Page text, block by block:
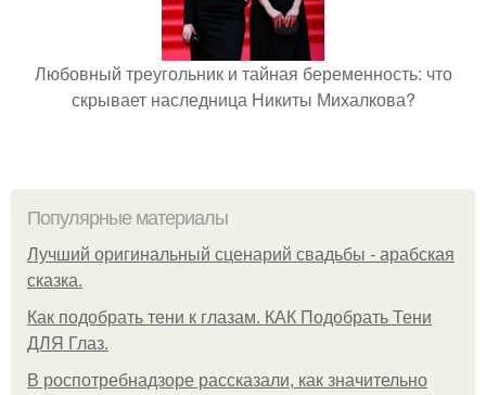
Любовный треугольник и тайная беременность: что
скрывает наследница Никиты Михалкова?
Популярные материалы
Лучший оригинальный сценарий свадьбы - арабская
сказка.
Как подобрать тени к глазам. КАК Подобрать Тени
ДЛЯ Глаз.
В роспотребнадзоре рассказали, как значительно